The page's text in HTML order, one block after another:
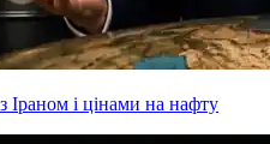
Іраном і цінами на нафту